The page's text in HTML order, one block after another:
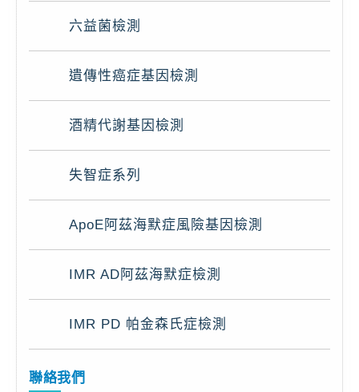
六益菌檢測
遺傳性癌症基因檢測
酒精代謝基因檢測
失智症系列
ApoE阿茲海默症風險基因檢測
IMR AD阿茲海默症檢測
IMR PD 帕金森氏症檢測
聯絡我們